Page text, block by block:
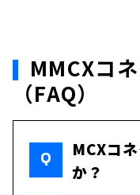
MMCXコ
（FAQ）
Q
MCXコ
か？